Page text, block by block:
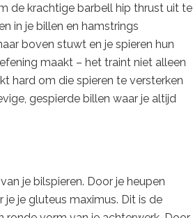
de krachtige barbell hip thrust uit te
in je billen en hamstrings
boven stuwt en je spieren hun
maakt – het traint niet alleen
hard om die spieren te versterken
gespierde billen waar je altijd
je bilspieren. Door je heupen
je gluteus maximus. Dit is de